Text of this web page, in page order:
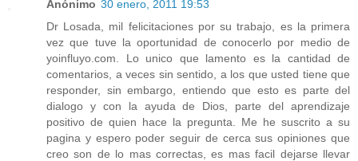
Anónimo 30 enero, 2011 19:53
Dr Losada, mil felicitaciones por su trabajo, es la primera
vez que tuve la oportunidad de conocerlo por medio de
yoinfluyo.com. Lo unico que lamento es la cantidad de
comentarios, a veces sin sentido, a los que usted tiene que
responder, sin embargo, entiendo que esto es parte del
dialogo y con la ayuda de Dios, parte del aprendizaje
positivo de quien hace la pregunta. Me he suscrito a su
pagina y espero poder seguir de cerca sus opiniones que
creo son de lo mas correctas, es mas facil dejarse llevar